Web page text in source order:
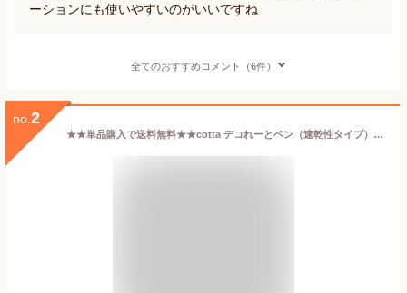
ーションにも使いやすいのがいいですね
全てのおすすめコメント（6件）
no. 2
★★単品購入で送料無料★★cotta デコれーとペン（速乾性タイプ）8色セット チョコレート ペン チョコペン 文字 トッピング 製菓材料 業務用